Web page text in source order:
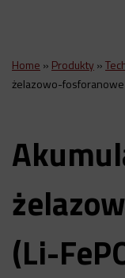
Home » Produkty »
żelazowo-fosforanowe
(Li-